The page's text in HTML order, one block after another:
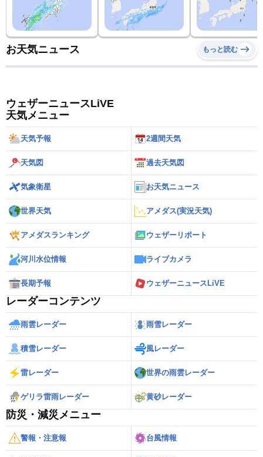
お天気ニュース もっと読む
ウェザーニュースLiVE
天気メニュー
天気予報 2週間天気
天気図 過去天気図
気象衛星 お天気ニュース
世界天気 アメダス(実況天気)
アメダスランキング ウェザーリポート
河川水位情報 ライブカメラ
長期予報 ウェザーニュースLiVE
レーダーコンテンツ
雨雲レーダー 雨雪レーダー
積雪レーダー 風レーダー
雷レーダー 世界の雨雲レーダー
ゲリラ雷雨レーダー 黄砂レーダー
防災・減災メニュー
警報・注意報 台風情報